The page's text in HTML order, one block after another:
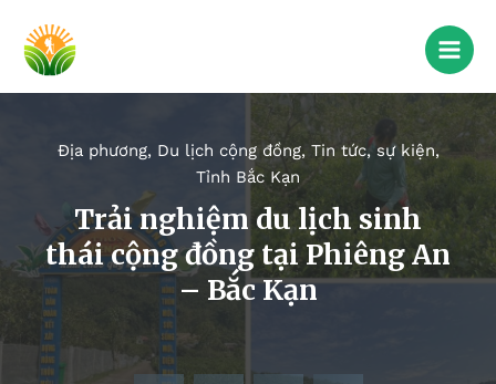
Địa phương, Du lịch cộng đồng, Tin tức, sự kiện,
Tỉnh Bắc Kạn
Trải nghiệm du lịch sinh
thái cộng đồng tại Phiêng An
– Bắc Kạn